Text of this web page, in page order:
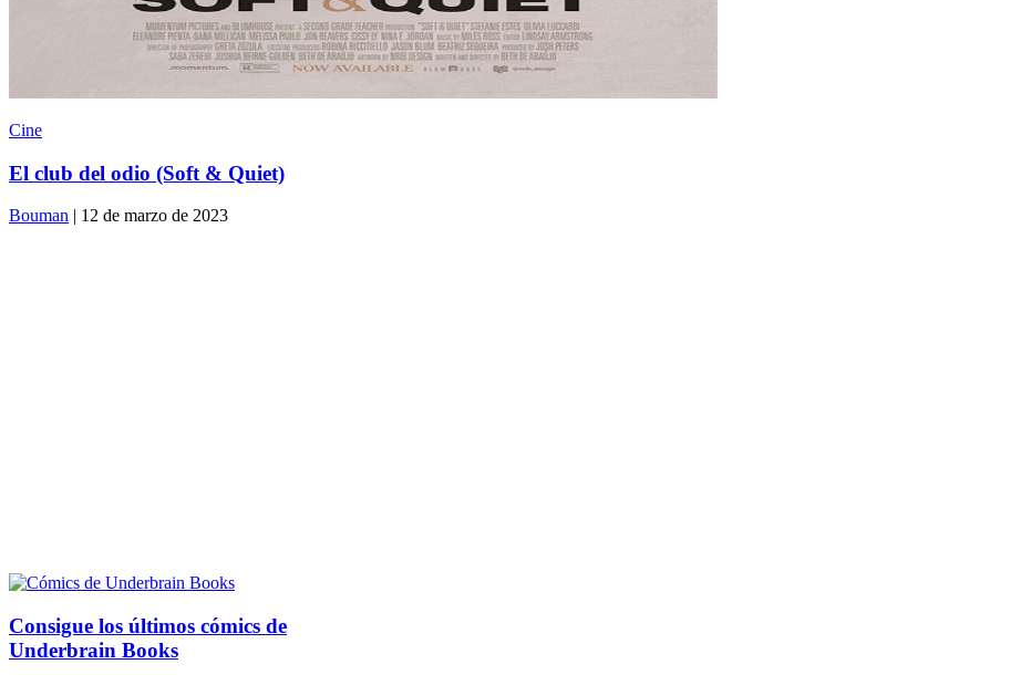
Cine
El club del odio (Soft & Quiet)
Bouman | 12 de marzo de 2023
Consigue los últimos cómics de
Underbrain Books